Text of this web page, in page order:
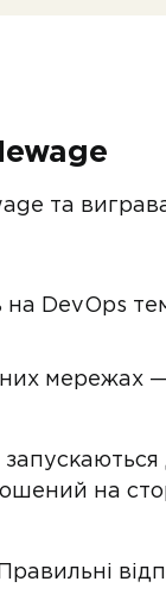
та
на DevOps
мережах —
на